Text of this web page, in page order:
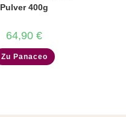
Pulver 400g
64,90€
Zu Panaceo